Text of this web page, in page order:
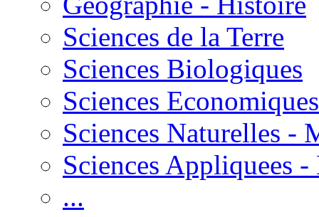
Sciences de la Terre
Sciences Biologiques
Sciences Economiques
Sciences Naturelles -
Sciences Appliquees
...